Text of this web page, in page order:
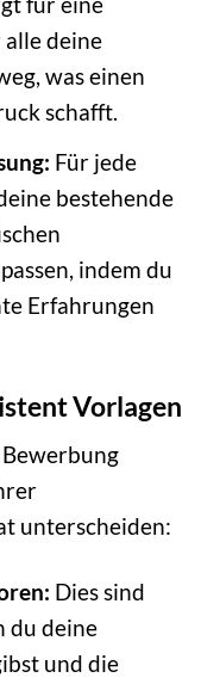
deine
was einen
schafft.
Für jede
bestehende
indem du
Erfahrungen
Vorlagen
unterscheiden:
Dies sind
du deine
und die